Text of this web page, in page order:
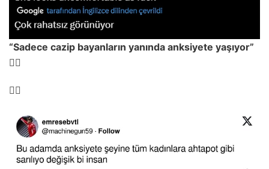
“Sadece cazip bayanların yanında anksiyete yaşıyor”
👇🏻
👇🏻